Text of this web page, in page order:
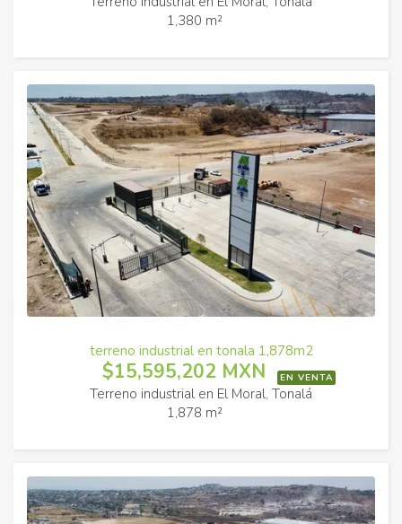
1,380 m²
terreno industrial en tonala 1,878m2
$15,595,202 MXN EN VENTA
Terreno industrial en El Moral, Tonalá
1,878 m²